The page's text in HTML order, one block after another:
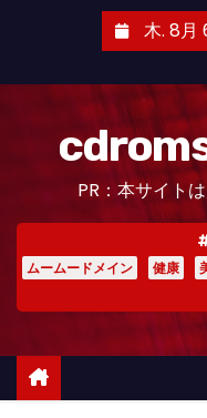
木. 8月
PR：本サイト
ムームードメイン 健康